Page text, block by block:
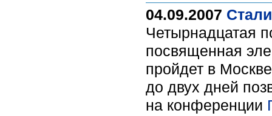
04.09.2007
Четырнадцатая
посвященная
пройдет в
до двух дней
на конференции